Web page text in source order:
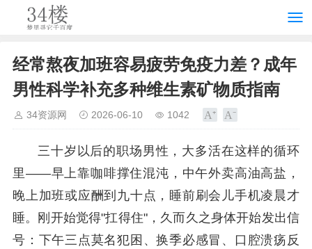
经常熬夜加班容易疲劳免疫力差？成年
男性科学补充多种维生素矿物质指南
34资源网 2026-06-10 1042
三十岁以后的职场男性，大多活在这样的循环
里——早上靠咖啡撑住混沌，中午外卖高油高盐，
晚上加班或应酬到九十点，睡前刷会儿手机凌晨才
睡。刚开始觉得"扛得住"，久而久之身体开始发出信
号：下午三点莫名犯困、换季必感冒、口腔溃疡反